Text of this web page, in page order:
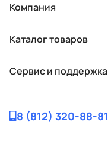
Компания
Каталог товаров
Сервис и поддержка
8 (812) 320-88-81